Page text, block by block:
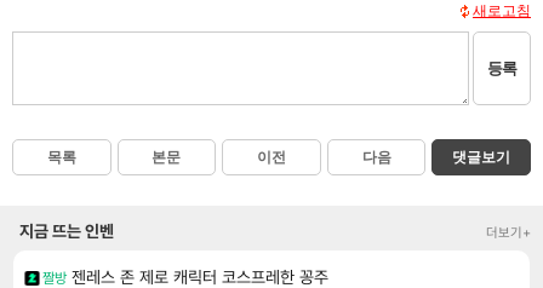
새로고침
등록
목록 본문 이전 다음 댓글보기
지금 뜨는 인벤 더보기+
짤방 젠레스 존 제로 캐릭터 코스프레한 꽁주